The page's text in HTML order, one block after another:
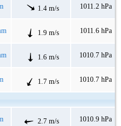
1.4 m/s 1011.2 hPa
1.9 m/s 1011.6 hPa
1.6 m/s 1010.7 hPa
1.7 m/s 1010.7 hPa
2.7 m/s 1010.9 hPa